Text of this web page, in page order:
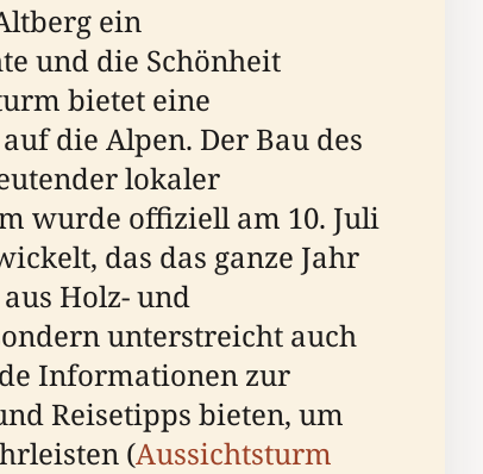
ein
und die Schönheit
bietet eine
die Alpen. Der Bau des
lokaler
wurde offiziell am 10. Juli
das das ganze Jahr
Holz- und
unterstreicht auch
Informationen zur
Reisetipps bieten, um
(Aussichtsturm